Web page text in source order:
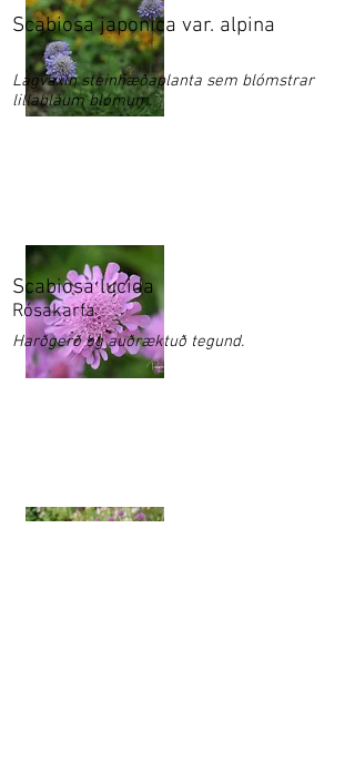
Scabiosa japonica var. alpina
Lágvaxin steinhæðaplanta sem blómstrar
lillabláum blómum.
Rósakarfa
Scabiosa lucida
Harðgerð og auðræktuð tegund.